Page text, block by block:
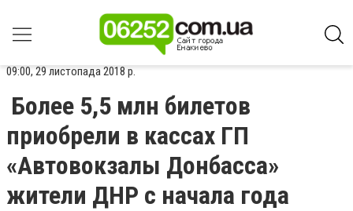
09:00, 29 листопада 2018 р.
Более 5,5 млн билетов
приобрели в кассах ГП
«Автовокзалы Донбасса»
жители ДНР с начала года